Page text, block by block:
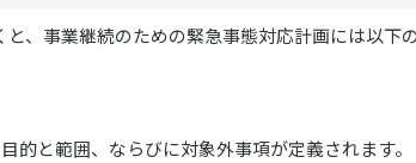
と、事業継続のための緊急事態対応計画には以下
的と範囲、ならびに対象外事項が定義されます。